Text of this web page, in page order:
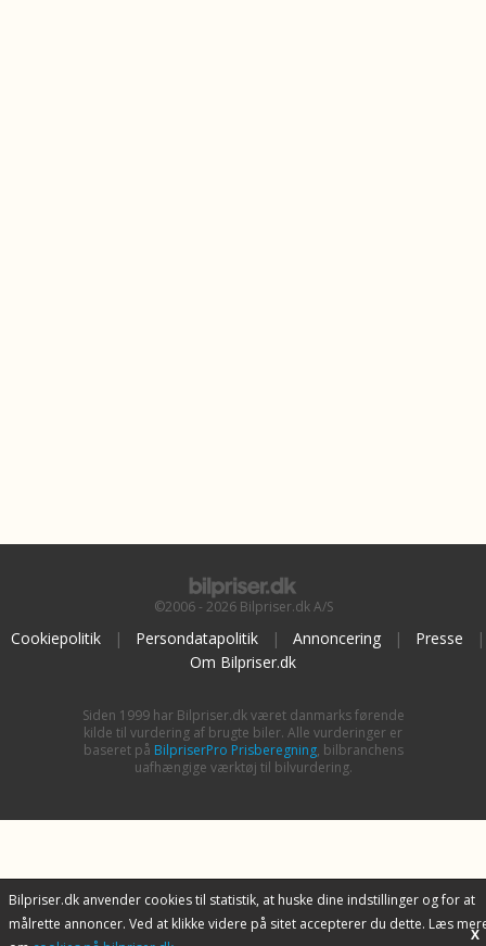
©2006 - 2026 Bilpriser.dk A/S
Cookiepolitik | Persondatapolitik | Annoncering | Presse
|
Om Bilpriser.dk
Siden 1999 har Bilpriser.dk været danmarks førende
kilde til vurdering af brugte biler. Alle vurderinger er
baseret på BilpriserPro Prisberegning, bilbranchens
uafhængige værktøj til bilvurdering.
Bilpriser.dk anvender cookies til statistik, at huske dine indstillinger og for at
målrette annoncer. Ved at klikke videre på sitet accepterer du dette. Læs
X